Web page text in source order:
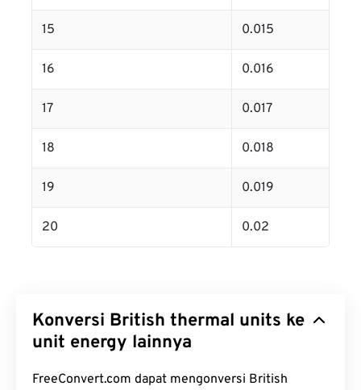
15 0.015
16 0.016
17 0.017
18 0.018
19 0.019
20 0.02
Konversi British thermal units ke
unit energy lainnya
FreeConvert.com dapat mengonversi British